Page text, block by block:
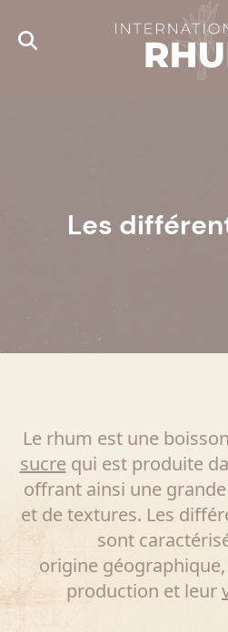
Les
Le rhum est une
sucrequi est produite
offrant ainsi une
et de textures. Les
sont
origine
production et leur
Cookies management panel